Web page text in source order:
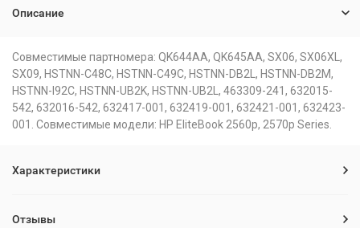
Описание
Совместимые партномера: QK644AA, QK645AA, SX06, SX06XL,
SX09, HSTNN-C48C, HSTNN-C49C, HSTNN-DB2L, HSTNN-DB2M,
HSTNN-I92C, HSTNN-UB2K, HSTNN-UB2L, 463309-241, 632015-
542, 632016-542, 632417-001, 632419-001, 632421-001, 632423-
001. Совместимые модели: HP EliteBook 2560p, 2570p Series.
Характеристики
Отзывы